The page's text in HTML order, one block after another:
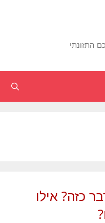
התזונתי
חיפוש
כזה? אילו